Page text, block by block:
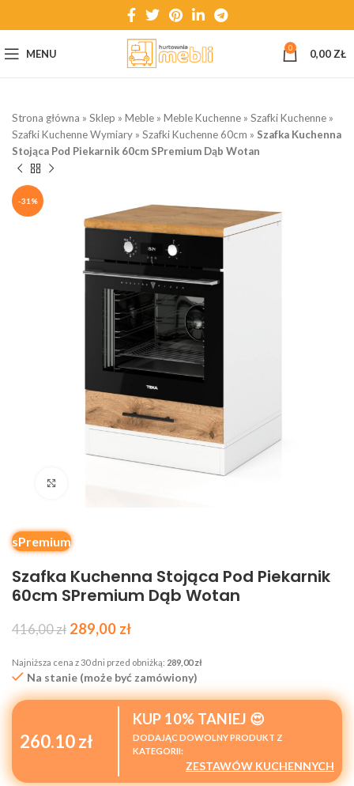
MENU 0 0,00 ZŁ
Strona główna » Sklep » Meble » Meble Kuchenne » Szafki Kuchenne »
Szafki Kuchenne Wymiary » Szafki Kuchenne 60cm » Szafka Kuchenna
Stojąca Pod Piekarnik 60cm SPremium Dąb Wotan
-31%
sPremium
Szafka Kuchenna Stojąca Pod Piekarnik
60cm SPremium Dąb Wotan
416,00zł 289,00 zł
Najniższa cena z 30 dni przed obniżką: 289,00zł
Na stanie (może być zamówiony)
260.10 zł
KUP 10% TANIEJ 😍
DODAJĄC DOWOLNY PRODUKT Z
KATEGORII:
ZESTAWÓW KUCHENNYCH